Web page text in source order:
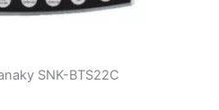
SNK-BTS22C